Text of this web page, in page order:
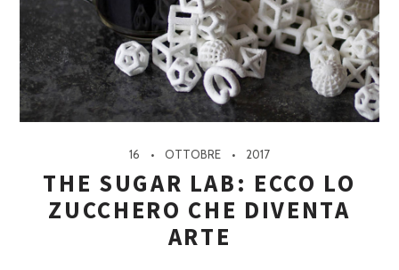
16 OTTOBRE 2017
THE SUGAR LAB: ECCO LO
ZUCCHERO CHE DIVENTA
ARTE